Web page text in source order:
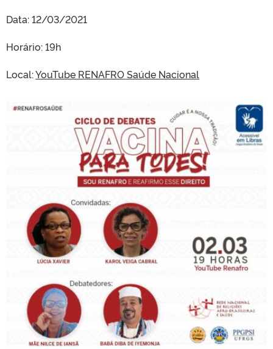
Data: 12/03/2021
Horário: 19h
Local:YouTube RENAFRO Saúde Nacional